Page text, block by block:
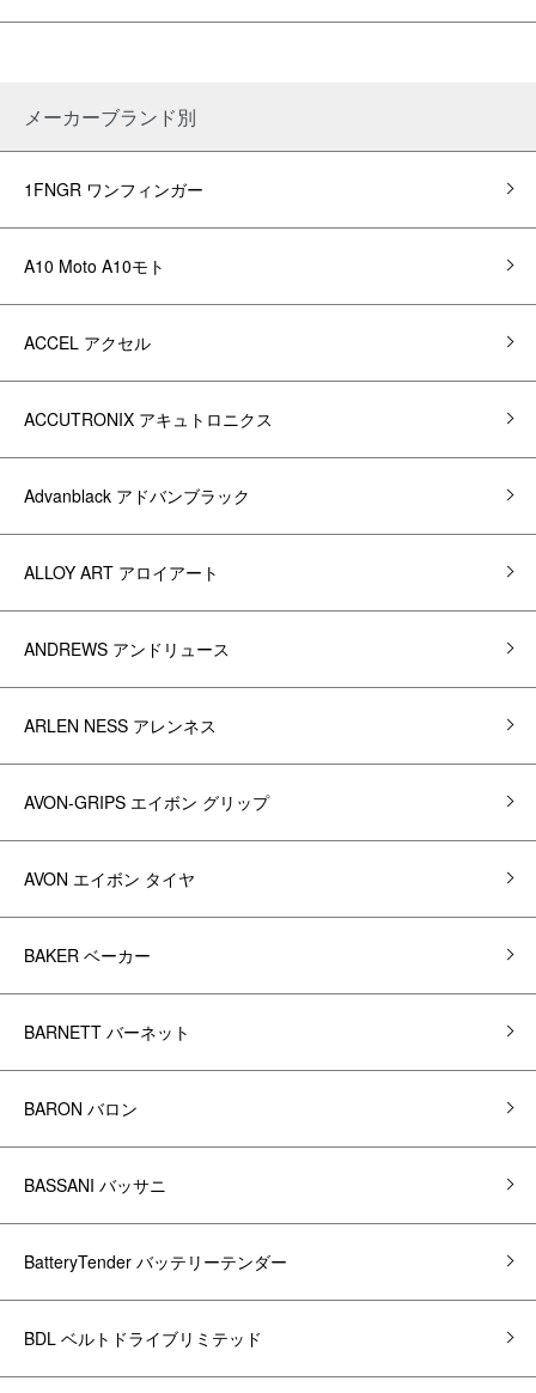
メーカーブランド別
1FNGR ワンフィンガー
A10 Moto A10モト
ACCEL アクセル
ACCUTRONIX アキュトロニクス
Advanblack アドバンブラック
ALLOY ART アロイアート
ANDREWS アンドリュース
ARLEN NESS アレンネス
AVON-GRIPS エイボン グリップ
AVON エイボン タイヤ
BAKER ベーカー
BARNETT バーネット
BARON バロン
BASSANI バッサニ
BatteryTender バッテリーテンダー
BDL ベルトドライブリミテッド